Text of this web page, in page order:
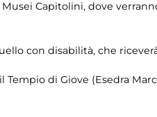
Musei Capitolini, dove
con disabilità, che
Tempio di Giove (Esedra